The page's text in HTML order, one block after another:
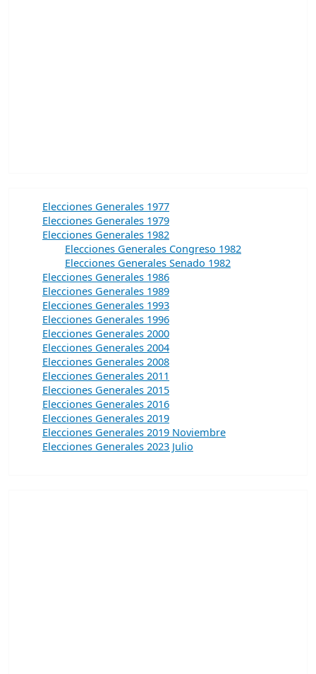
Elecciones Generales 1977
Elecciones Generales 1979
Elecciones Generales 1982
Elecciones Generales Congreso 1982
Elecciones Generales Senado 1982
Elecciones Generales 1986
Elecciones Generales 1989
Elecciones Generales 1993
Elecciones Generales 1996
Elecciones Generales 2000
Elecciones Generales 2004
Elecciones Generales 2008
Elecciones Generales 2011
Elecciones Generales 2015
Elecciones Generales 2016
Elecciones Generales 2019
Elecciones Generales 2019 Noviembre
Elecciones Generales 2023 Julio